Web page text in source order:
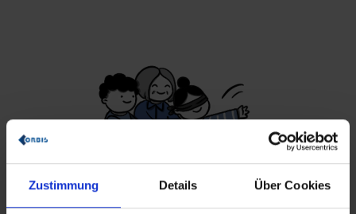
Zustimmung Details Über Cookies